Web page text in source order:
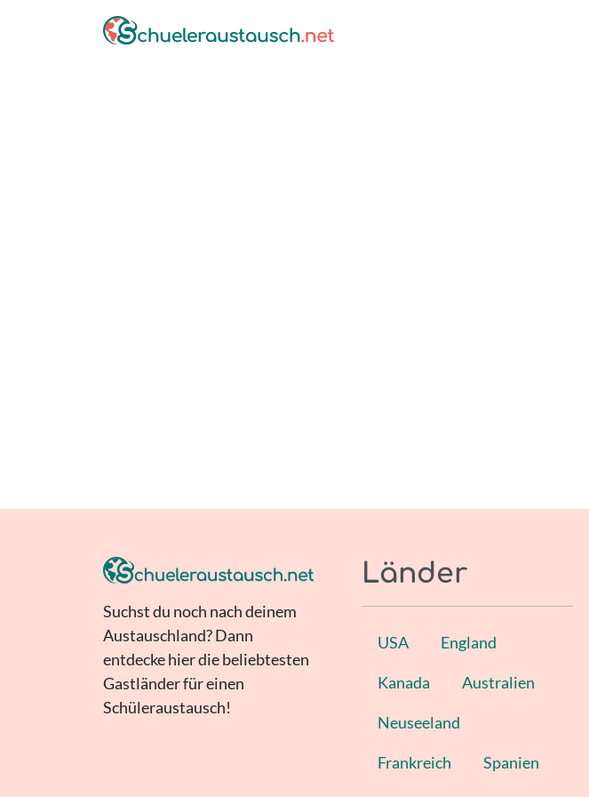
Suchst du noch nach deinem
Austauschland? Dann
entdecke hier die beliebtesten
Gastländer für einen
Schüleraustausch!
Länder
USA England
Kanada Australien
Neuseeland
Frankreich Spanien